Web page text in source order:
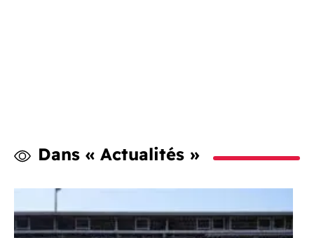
Dans « Actualités »